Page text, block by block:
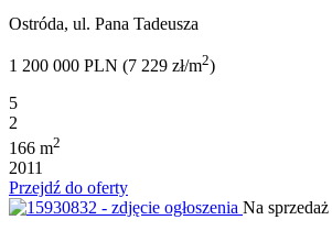
Ostróda, ul. Pana Tadeusza
1 200 000 PLN (7 229 zł/m2)
5
2
166 m2
2011
Przejdź do oferty
Na sprzedaż